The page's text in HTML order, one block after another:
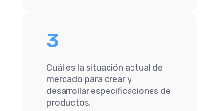
3
Cuál es la situación actual de
mercado para crear y
desarrollar especificaciones de
productos.